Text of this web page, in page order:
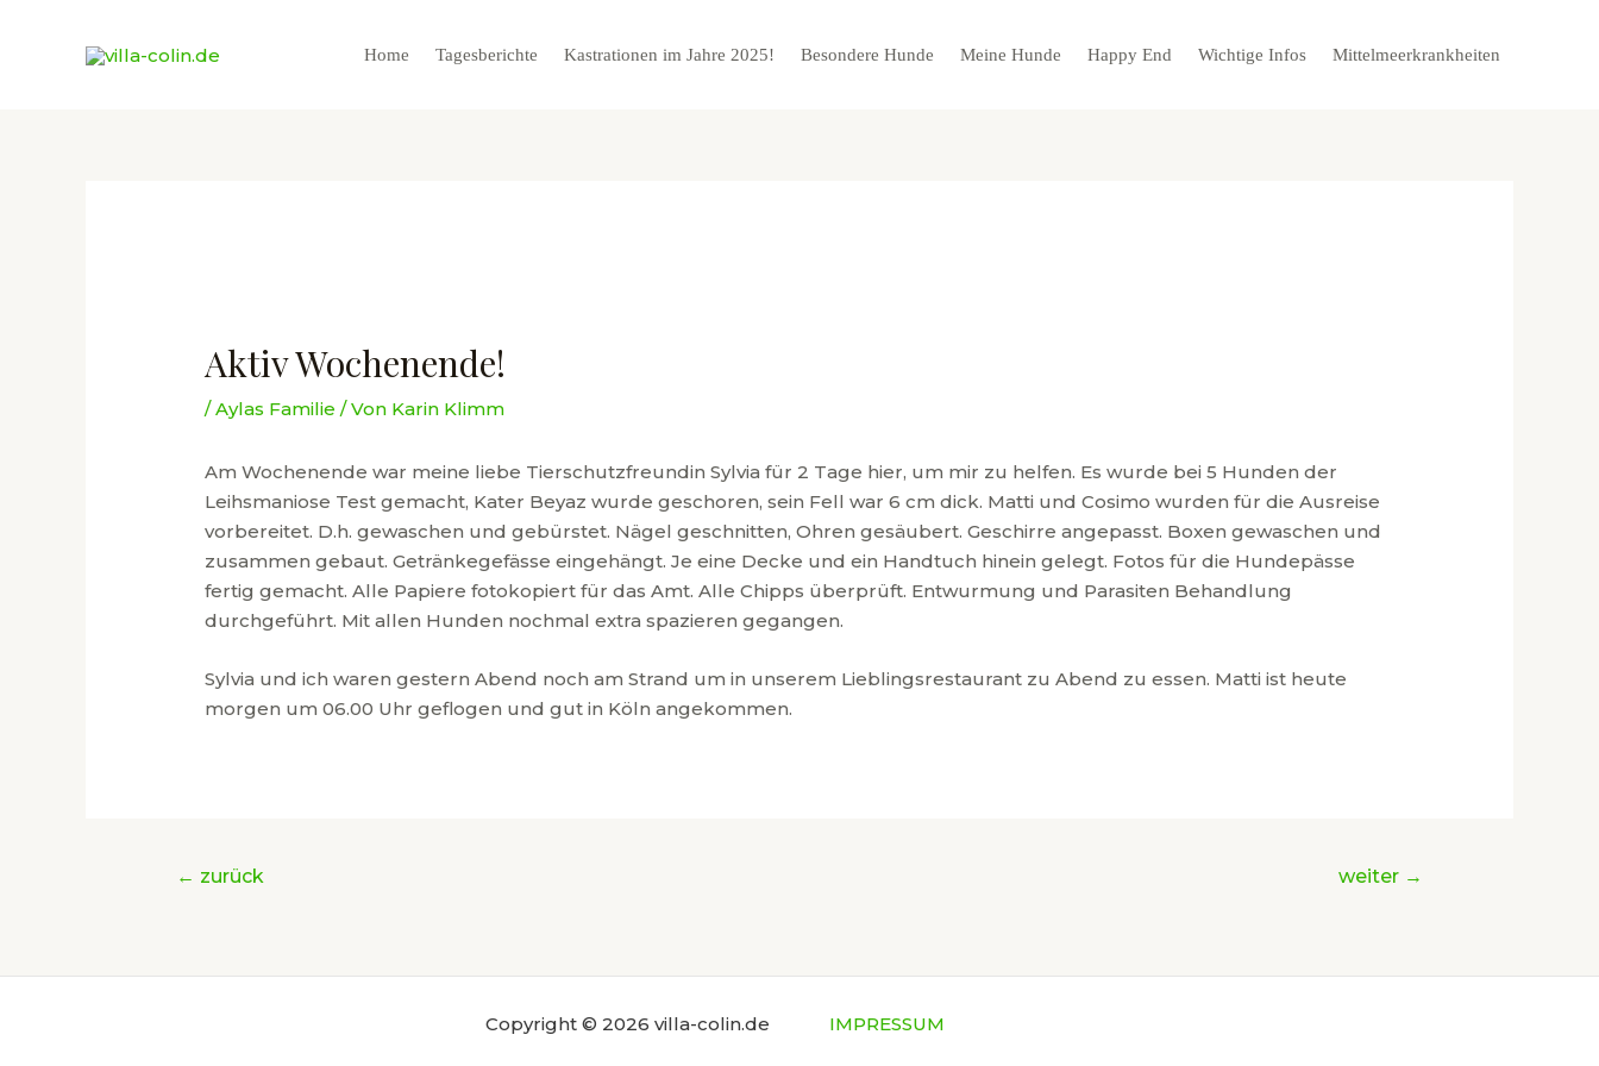
Home Tagesberichte Kastrationen im Jahre 2025! Besondere Hunde Meine Hunde Happy End Wichtige Infos Mittelmeerkrankheiten
Aktiv Wochenende!
/Aylas Familie / Von Karin Klimm
Am Wochenende war meine liebe Tierschutzfreundin Sylvia für 2 Tage hier, um mir zu helfen. Es wurde bei 5 Hunden der
Leihsmaniose Test gemacht, Kater Beyaz wurde geschoren, sein Fell war 6 cm dick. Matti und Cosimo wurden für die Ausreise
vorbereitet. D.h. gewaschen und gebürstet. Nägel geschnitten, Ohren gesäubert. Geschirre angepasst. Boxen gewaschen und
zusammen gebaut. Getränkegefässe eingehängt. Je eine Decke und ein Handtuch hinein gelegt. Fotos für die Hundepässe
fertig gemacht. Alle Papiere fotokopiert für das Amt. Alle Chipps überprüft. Entwurmung und Parasiten Behandlung
durchgeführt. Mit allen Hunden nochmal extra spazieren gegangen.
Sylvia und ich waren gestern Abend noch am Strand um in unserem Lieblingsrestaurant zu Abend zu essen. Matti ist heute
morgen um 06.00 Uhr geflogen und gut in Köln angekommen.
Beitragsnavigation
← zurück weiter →
Copyright © 2026 villa-colin.de IMPRESSUM